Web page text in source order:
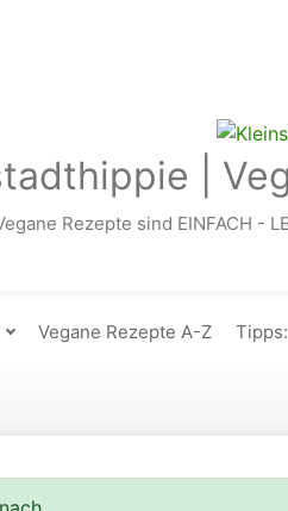
|
Rezepte sind EINFACH -
Vegane Rezepte A-Z